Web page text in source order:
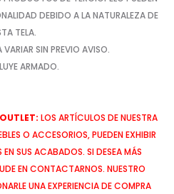
DEBIDO A LA NATURALEZA DE
TELA.
SIN PREVIO AVISO.
ARMADO.
LOS ARTÍCULOS DE NUESTRA
O ACCESORIOS, PUEDEN EXHIBIR
EN SUS ACABADOS. SI DESEA MÁS
EN CONTACTARNOS. NUESTRO
UNA EXPERIENCIA DE COMPRA